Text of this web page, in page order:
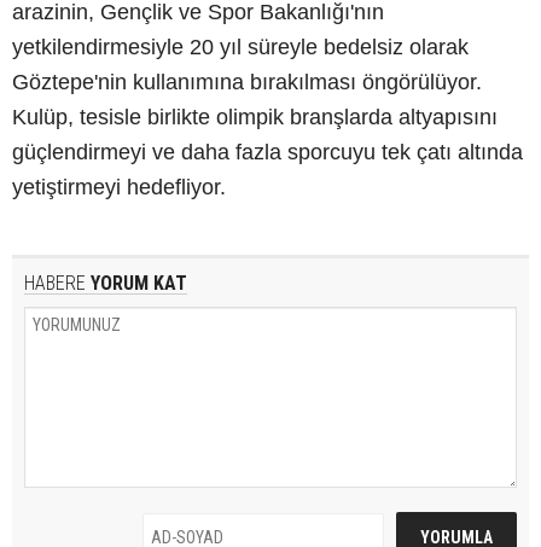
arazinin, Gençlik ve Spor Bakanlığı'nın
yetkilendirmesiyle 20 yıl süreyle bedelsiz olarak
Göztepe'nin kullanımına bırakılması öngörülüyor.
Kulüp, tesisle birlikte olimpik branşlarda altyapısını
güçlendirmeyi ve daha fazla sporcuyu tek çatı altında
yetiştirmeyi hedefliyor.
HABERE YORUM KAT